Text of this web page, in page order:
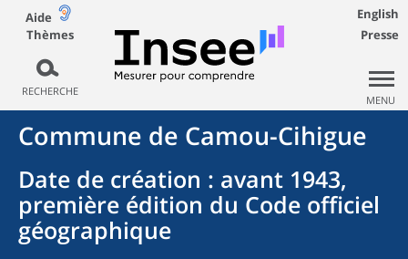
Aide
Thèmes
RECHERCHE
English
Presse
MENU
Commune de Camou-Cihigue
Date de création : avant 1943,
première édition du Code officiel
géographique